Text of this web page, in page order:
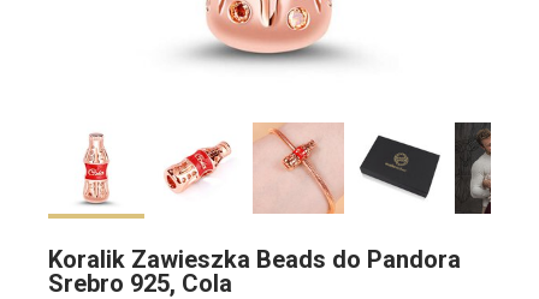
Koralik Zawieszka Beads do Pandora
Srebro 925, Cola